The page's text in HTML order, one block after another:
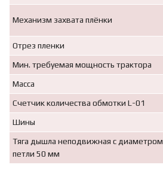
Механизм захвата плёнки
Отрез пленки
Мин. требуемая мощность трактора
Масса
Счетчик количества обмотки L-01
Шины
Тяга дышла неподвижная с диаметром
петли 50 мм